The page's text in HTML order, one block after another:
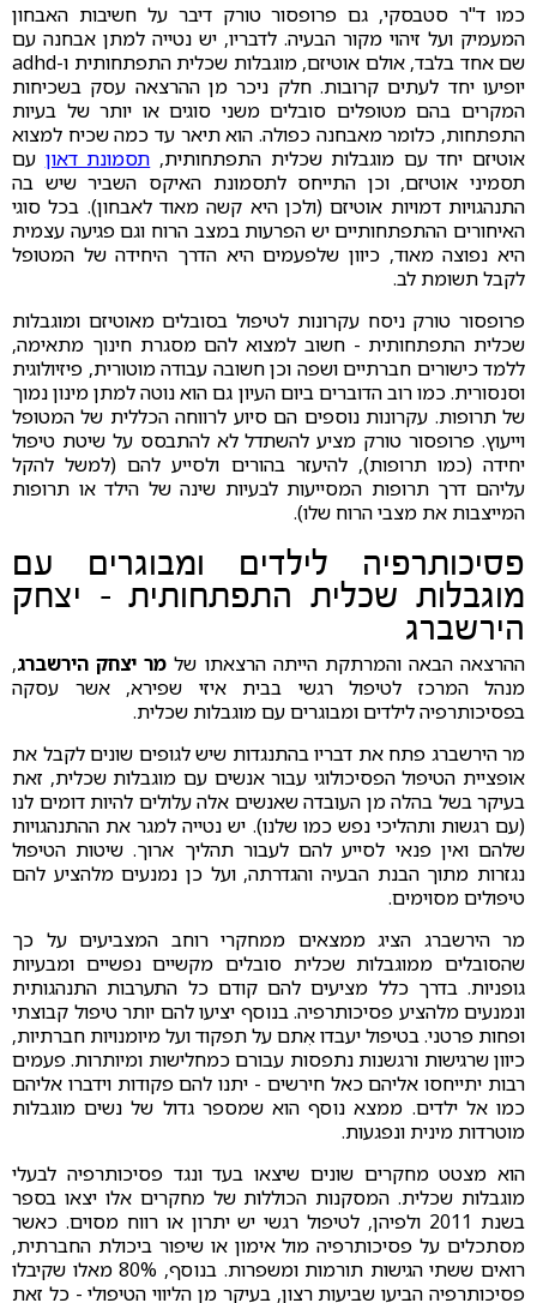
כמו ד"ר סטבסקי, גם פרופסור טורק דיבר על חשיבות האבחון
המעמיק ועל זיהוי מקור הבעיה. לדבריו, יש נטייה למתן אבחנה עם
שם אחד בלבד, אולם אוטיזם, מוגבלות שכלית התפתחותית ו-adhd
יופיעו יחד לעתים קרובות. חלק ניכר מן ההרצאה עסק בשכיחות
המקרים בהם מטופלים סובלים משני סוגים או יותר של בעיות
התפתחות, כלומר מאבחנה כפולה. הוא תיאר עד כמה שכיח למצוא
אוטיזם יחד עם מוגבלות שכלית התפתחותית, תסמונת דאון עם
תסמיני אוטיזם, וכן התייחס לתסמונת האיקס השביר שיש בה
התנהגויות דמויות אוטיזם (ולכן היא קשה מאוד לאבחון). בכל סוגי
האיחורים ההתפתחותיים יש הפרעות במצב הרוח וגם פגיעה עצמית
היא נפוצה מאוד, כיוון שלפעמים היא הדרך היחידה של המטופל
לקבל תשומת לב.
פרופסור טורק ניסח עקרונות לטיפול בסובלים מאוטיזם ומוגבלות
שכלית התפתחותית - חשוב למצוא להם מסגרת חינוך מתאימה,
ללמד כישורים חברתיים ושפה וכן חשובה עבודה מוטורית, פיזיולוגית
וסנסורית. כמו רוב הדוברים ביום העיון גם הוא נוטה למתן מינון נמוך
של תרופות. עקרונות נוספים הם סיוע לרווחה הכללית של המטופל
וייעוץ. פרופסור טורק מציע להשתדל לא להתבסס על שיטת טיפול
יחידה (כמו תרופות), להיעזר בהורים ולסייע להם (למשל להקל
עליהם דרך תרופות המסייעות לבעיות שינה של הילד או תרופות
המייצבות את מצבי הרוח שלו).
פסיכותרפיה לילדים ומבוגרים עם
מוגבלות שכלית התפתחותית - יצחק
הירשברג
ההרצאה הבאה והמרתקת הייתה הרצאתו של מר יצחק הירשברג,
מנהל המרכז לטיפול רגשי בבית איזי שפירא, אשר עסקה
בפסיכותרפיה לילדים ומבוגרים עם מוגבלות שכלית.
מר הירשברג פתח את דבריו בהתנגדות שיש לגופים שונים לקבל את
אופציית הטיפול הפסיכולוגי עבור אנשים עם מוגבלות שכלית, זאת
בעיקר בשל בהלה מן העובדה שאנשים אלה עלולים להיות דומים לנו
(עם רגשות ותהליכי נפש כמו שלנו). יש נטייה למגר את ההתנהגויות
שלהם ואין פנאי לסייע להם לעבור תהליך ארוך. שיטות הטיפול
נגזרות מתוך הבנת הבעיה והגדרתה, ועל כן נמנעים מלהציע להם
טיפולים מסוימים.
מר הירשברג הציג ממצאים ממחקרי רוחב המצביעים על כך
שהסובלים ממוגבלות שכלית סובלים מקשיים נפשיים ומבעיות
גופניות. בדרך כלל מציעים להם קודם כל התערבות התנהגותית
ונמנעים מלהציע פסיכותרפיה. בנוסף יציעו להם יותר טיפול קבוצתי
ופחות פרטני. בטיפול יעבדו אִתם על תפקוד ועל מיומנויות חברתיות,
כיוון שרגישות ורגשנות נתפסות עבורם כמחלישות ומיותרות. פעמים
רבות יתייחסו אליהם כאל חירשים - יתנו להם פקודות וידברו אליהם
כמו אל ילדים. ממצא נוסף הוא שמספר גדול של נשים מוגבלות
מוטרדות מינית ונפגעות.
הוא מצטט מחקרים שונים שיצאו בעד ונגד פסיכותרפיה לבעלי
מוגבלות שכלית. המסקנות הכוללות של מחקרים אלו יצאו בספר
בשנת 2011 ולפיהן, לטיפול רגשי יש יתרון או רווח מסוים. כאשר
מסתכלים על פסיכותרפיה מול אימון או שיפור ביכולת החברתית,
רואים ששתי הגישות תורמות ומשפרות. בנוסף, 80% מאלו שקיבלו
פסיכותרפיה הביעו שביעות רצון, בעיקר מן הליווי הטיפולי - כל זאת